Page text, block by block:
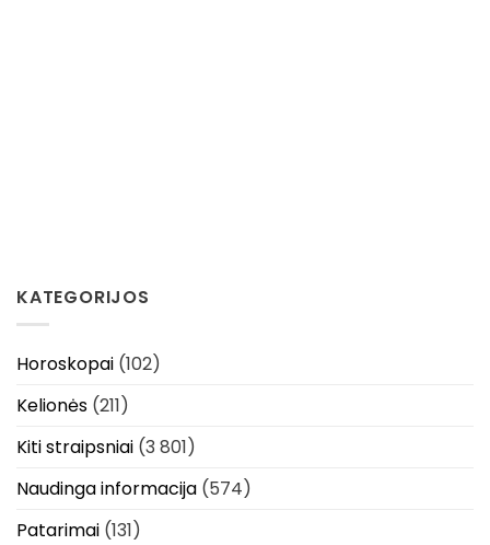
KATEGORIJOS
Horoskopai (102)
Kelionės (211)
Kiti straipsniai (3 801)
Naudinga informacija (574)
Patarimai (131)